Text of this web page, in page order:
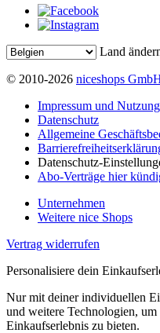
Land
© 2010-2026 niceshops
Impressum und
Datenschutz
Allgemeine
Datenschutz-
Abo-Verträge hier
Unternehmen
Weitere nice Shops
Vertrag widerrufen
Personalisiere dein
Nur mit deiner individuellen
und weitere Technologien,
Einkaufserlebnis zu bieten.